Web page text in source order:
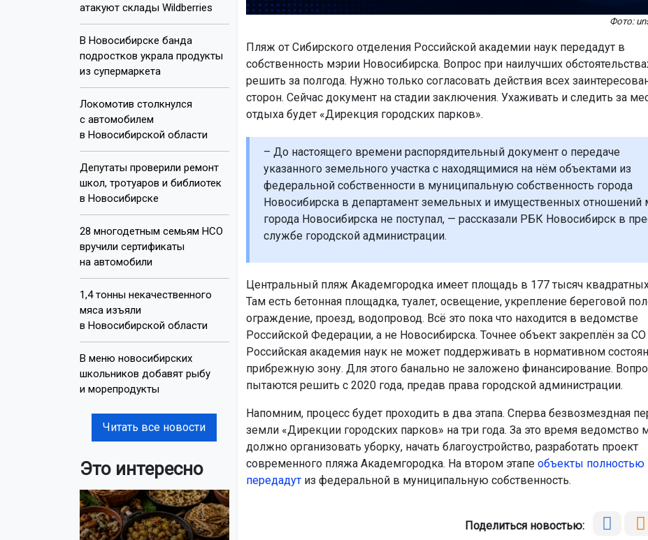
атакуют склады Wildberries
В Новосибирске банда
подростков украла продукты
из супермаркета
Локомотив столкнулся
с автомобилем
в Новосибирской области
Депутаты проверили ремонт
школ, тротуаров и библиотек
в Новосибирске
28 многодетным семьям НСО
вручили сертификаты
на автомобили
1,4 тонны некачественного
мяса изъяли
в Новосибирской области
В меню новосибирских
школьников добавят рыбу
и морепродукты
Читать все новости
Это интересно
Фото:
Пляж от Сибирского отделения Российской академии наук передадут в
собственность мэрии Новосибирска. Вопрос при наилучших
решить за полгода. Нужно только согласовать действия всех
сторон. Сейчас документ на стадии заключения. Ухаживать и следить за
отдыха будет «Дирекция городских парков».
– До настоящего времени распорядительный документ о передаче
указанного земельного участка с находящимися на нём объектами из
федеральной собственности в муниципальную собственность города
Новосибирска в департамент земельных и имущественных отношений
города Новосибирска не поступал, — рассказали РБК Новосибирск в
службе городской администрации.
Центральный пляж Академгородка имеет площадь в 177 тысяч
Там есть бетонная площадка, туалет, освещение, укрепление береговой
ограждение, проезд, водопровод. Всё это пока что находится в ведомстве
Российской Федерации, а не Новосибирска. Точнее объект закреплён за
Российская академия наук не может поддерживать в нормативном
прибрежную зону. Для этого банально не заложено финансирование.
пытаются решить с 2020 года, предав права городской администрации.
Напомним, процесс будет проходить в два этапа. Сперва безвозмездная
земли «Дирекции городских парков» на три года. За это время ведомство
должно организовать уборку, начать благоустройство, разработать проект
современного пляжа Академгородка. На втором этапе объекты полностью
передадутиз федеральной в муниципальную собственность.
Поделиться новостью: